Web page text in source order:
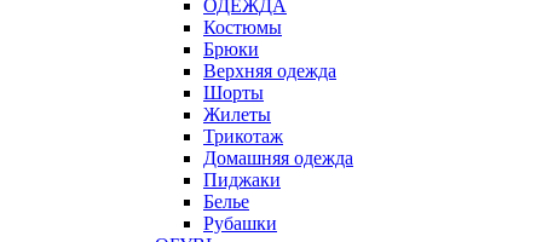
ОДЕЖДА
Костюмы
Брюки
Верхняя одежда
Шорты
Жилеты
Трикотаж
Домашняя одежда
Пиджаки
Белье
Рубашки